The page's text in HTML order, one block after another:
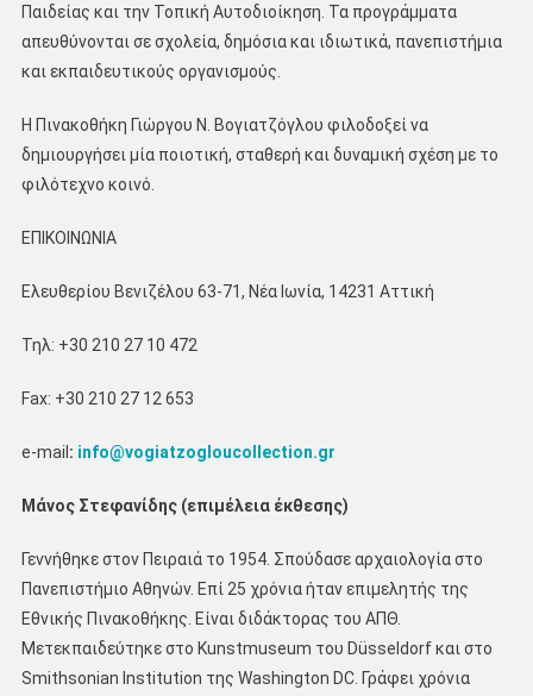
Παιδείας και την Τοπική Αυτοδιοίκηση. Τα προγράμματα
απευθύνονται σε σχολεία, δημόσια και ιδιωτικά, πανεπιστήμια
και εκπαιδευτικούς οργανισμούς.
Η Πινακοθήκη Γιώργου Ν. Βογιατζόγλου φιλοδοξεί να
δημιουργήσει μία ποιοτική, σταθερή και δυναμική σχέση με το
φιλότεχνο κοινό.
ΕΠΙΚΟΙΝΩΝΙΑ
Ελευθερίου Βενιζέλου 63-71, Νέα Ιωνία, 14231 Αττική
Τηλ: +30 210 27 10 472
Fax: +30 210 27 12 653
e-mail : info@vogiatzogloucollection.gr
Μάνος Στεφανίδης (επιμέλεια έκθεσης)
Γεννήθηκε στον Πειραιά το 1954. Σπούδασε αρχαιολογία στο
Πανεπιστήμιο Αθηνών. Επί 25 χρόνια ήταν επιμελητής της
Εθνικής Πινακοθήκης. Είναι διδάκτορας του ΑΠΘ.
Μετεκπαιδεύτηκε στο Kunstmuseum του Düsseldorf και στο
Smithsonian Institution της Washington DC. Γράφει χρόνια